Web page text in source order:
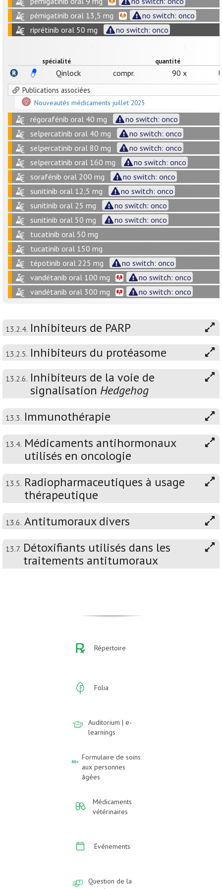
pémigatinib oral 13,5 mg
no switch: onco
riprétinib oral 50 mg
no switch: onco
spécialité quantité
Qinlock compr. 90 x
Publications associées
Nouveautés médicaments juillet 2025
régorafénib oral 40 mg
no switch: onco
selpercatinib oral 40 mg
no switch: onco
selpercatinib oral 80 mg
no switch: onco
selpercatinib oral 160 mg
no switch: onco
sorafénib oral 200 mg
no switch: onco
sunitinib oral 12,5 mg
no switch: onco
sunitinib oral 25 mg
no switch: onco
sunitinib oral 50 mg
no switch: onco
tucatinib oral 50 mg
tucatinib oral 150 mg
tépotinib oral 225 mg
no switch: onco
vandétanib oral 100 mg
no switch: onco
vandétanib oral 300 mg
no switch: onco
13.2.4. Inhibiteurs de PARP
13.2.5. Inhibiteurs du protéasome
13.2.6. Inhibiteurs de la voie de
signalisation Hedgehog
13.3. Immunothérapie
13.4. Médicaments antihormonaux
utilisés en oncologie
13.5. Radiopharmaceutiques à usage
thérapeutique
13.6. Antitumoraux divers
13.7. Détoxifiants utilisés dans les
traitements antitumoraux
Répertoire
Folia
Auditorium | e-
learnings
Formulaire de soins
aux personnes
âgées
Médicaments
vétérinaires
Événements
Question de la